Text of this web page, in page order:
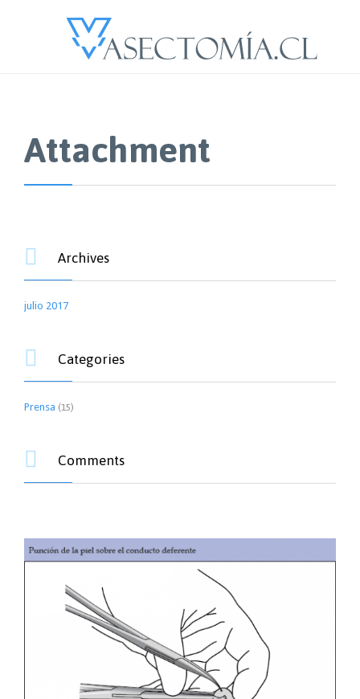
Attachment
 Archives
julio 2017
 Categories
Prensa (15)
 Comments